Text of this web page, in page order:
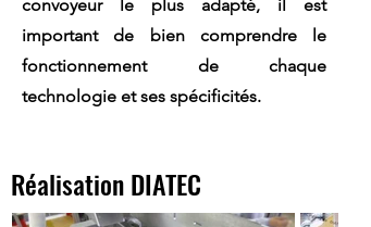
convoyeur le plus adapté, il est
important de bien comprendre le
fonctionnement de chaque
technologie et ses spécificités.
Réalisation DIATEC